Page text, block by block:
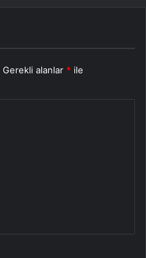
Gerekli alanlar * ile